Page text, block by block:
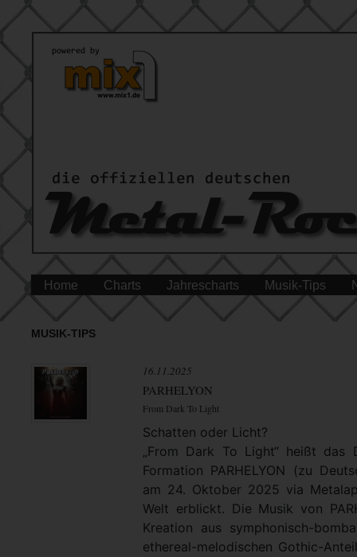
Home Charts Jahrescharts Musik-Tips
MUSIK-TIPS
16.11.2025
PARHELYON
From Dark To Light
Schatten oder Licht?
„From Dark To Light“ heißt das
Formation PARHELYON (zu
am 24. Oktober 2025 via
Welt erblickt. Die Musik von
Kreation aus symphonisch-
ethereal-melodischen Gothic-